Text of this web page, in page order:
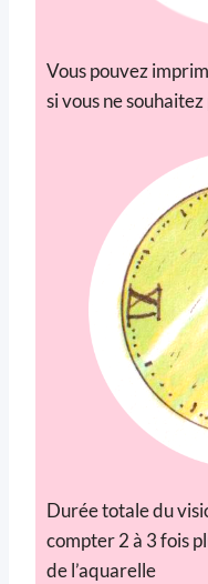
Vous pouvez
si vous ne
Durée totale du
compter 2 à 3 fois
de l’aquarelle